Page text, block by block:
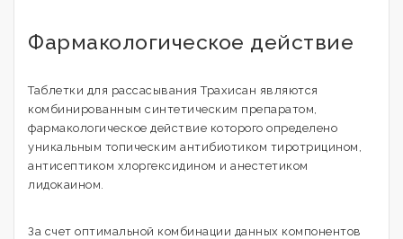
Фармакологическое действие
Таблетки для рассасывания Трахисан являются
комбинированным синтетическим препаратом,
фармакологическое действие которого определено
уникальным топическим антибиотиком тиротрицином,
антисептиком хлоргексидином и анестетиком
лидокаином.
За счет оптимальной комбинации данных компонентов